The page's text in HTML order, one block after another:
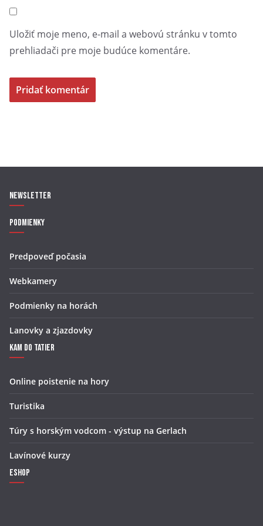
Uložiť moje meno, e-mail a webovú stránku v tomto
prehliadači pre moje budúce komentáre.
Newsletter
Podmienky
Predpoveď počasia
Webkamery
Podmienky na horách
Lanovky a zjazdovky
Kam do Tatier
Online poistenie na hory
Turistika
Túry s horským vodcom - výstup na Gerlach
Lavínové kurzy
Eshop